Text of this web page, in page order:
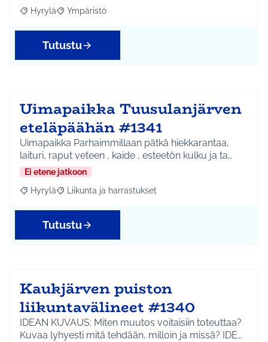
Rajaa tulokset aihepiirin mukaan: Hyrylä
Hyrylä Rajaa tulokset teeman mukaan: Ympäristö
Ympäristö
Tutustu
Uimapaikka Tuusulanjärven
eteläpäähän #1341
Uimapaikka Parhaimmillaan pätkä hiekkarantaa,
laituri, raput veteen , kaide , esteetön kulku ja ta…
Ei etene jatkoon
Rajaa tulokset aihepiirin mukaan: Hyrylä
Hyrylä Rajaa tulokset teeman mukaan: Liikunta ja
Liikunta ja harrastukset
Tutustu
Kaukjärven puiston
liikuntavälineet #1340
IDEAN KUVAUS: Miten muutos voitaisiin toteuttaa?
Kuvaa lyhyesti mitä tehdään, milloin ja missä? IDE…